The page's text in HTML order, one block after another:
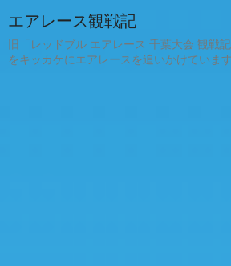
エアレース観戦記
旧「レッドブル エアレース 千葉大会 観戦
をキッカケにエアレースを追いかけています